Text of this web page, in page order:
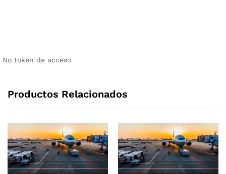
No token de acceso
Productos Relacionados